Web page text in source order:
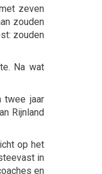
zeven
zouden
zouden
Na wat
twee jaar
Rijnland
op het
in
en